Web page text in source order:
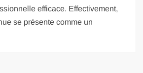
efficace. Effectivement,
se présente comme un